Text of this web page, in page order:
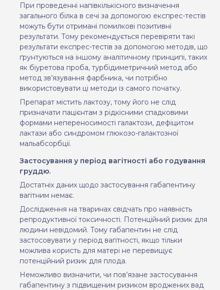
При проведенні напівкількісного визначення
загального білка в сечі за допомогою експрес-тестів
можуть бути отримані помилкові позитивні
результати. Тому рекомендується перевіряти такі
результати експрес-тестів за допомогою методів, що
ґрунтуються на іншому аналітичному принципі, таких
як біуретова проба, турбідиметричний метод або
метод зв’язування фарбника, чи потрібно
використовувати ці методи із самого початку.
Препарат містить лактозу, тому його не слід
призначати пацієнтам з рідкісними спадковими
формами непереносимості галактози, дефіцитом
лактази або синдромом глюкозо-галактозної
мальабсорбції.
Застосування у період вагітності або годування
груддю.
Достатніх даних щодо застосування габапентину
вагітним немає.
Дослідження на тваринах свідчать про наявність
репродуктивної токсичності. Потенційний ризик для
людини невідомий. Тому габапентин не слід
застосовувати у період вагітності, якщо тільки
можлива користь для матері не перевищує
потенційний ризик для плода.
Неможливо визначити, чи пов’язане застосування
габапентину з підвищеним ризиком вроджених вад